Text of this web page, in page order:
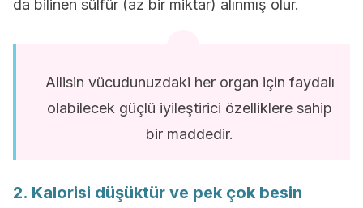
da bilinen sülfür (az bir miktar) alınmış olur.
Allisin vücudunuzdaki her organ için faydalı
olabilecek güçlü iyileştirici özelliklere sahip
bir maddedir.
2. Kalorisi düşüktür ve pek çok besin